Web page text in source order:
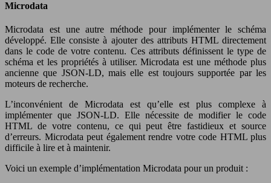
Microdata
Microdata est une autre méthode pour implémenter le schéma
développé. Elle consiste à ajouter des attributs HTML directement
dans le code de votre contenu. Ces attributs définissent le type de
schéma et les propriétés à utiliser. Microdata est une méthode plus
ancienne que JSON-LD, mais elle est toujours supportée par les
moteurs de recherche.
L’inconvénient de Microdata est qu’elle est plus complexe à
implémenter que JSON-LD. Elle nécessite de modifier le code
HTML de votre contenu, ce qui peut être fastidieux et source
d’erreurs. Microdata peut également rendre votre code HTML plus
difficile à lire et à maintenir.
Voici un exemple d’implémentation Microdata pour un produit :